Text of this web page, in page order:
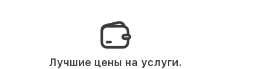
Лучшие цены на услуги.